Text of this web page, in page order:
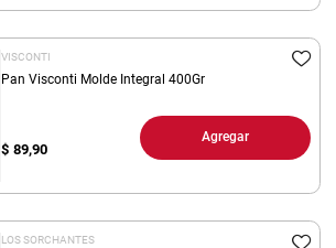
VISCONTI
Pan Visconti Molde Integral 400Gr
$ 89,90
Agregar
LOS SORCHANTES